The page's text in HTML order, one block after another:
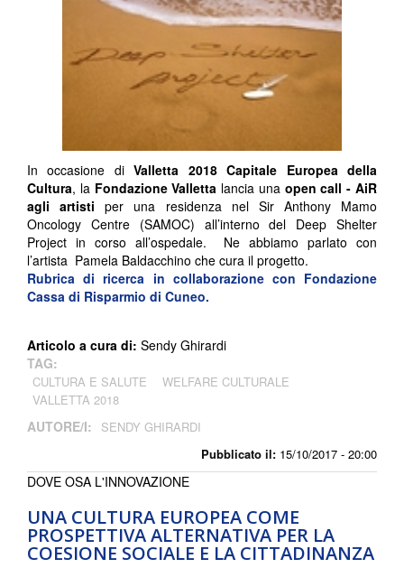
Pubblicato il: 15/10/2017 - 20:00
In occasione diValletta 2018 Capitale Europea della
Cultura, la Fondazione Valletta lancia una open call - AiR
agli artisti per una residenza nel Sir Anthony Mamo
Oncology Centre (SAMOC) all’interno del Deep Shelter
Project in corso all’ospedale. Ne abbiamo parlato con
l’artista Pamela Baldacchino che cura il progetto.
Rubrica di ricerca in collaborazione con Fondazione
Cassa di Risparmio di Cuneo.
Articolo a cura di: Sendy Ghirardi
TAG:
CULTURA E SALUTE
WELFARE CULTURALE
VALLETTA 2018
AUTORE/I: SENDY GHIRARDI
UNA CULTURA EUROPEA COME
PROSPETTIVA ALTERNATIVA PER LA
COESIONE SOCIALE E LA CITTADINANZA
DOVE OSA L'INNOVAZIONE